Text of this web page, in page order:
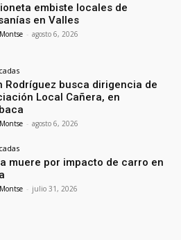
embiste locales de
en Valles
- agosto 6, 2026
Rodríguez busca dirigencia de
Local Cañera, en
- agosto 6, 2026
muere por impacto de carro en
- julio 31, 2026